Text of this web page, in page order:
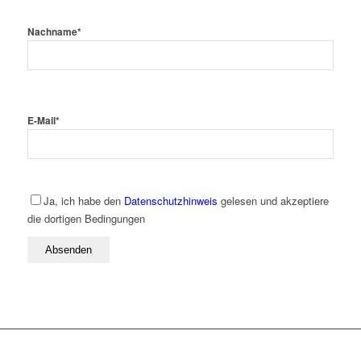
Nachname*
E-Mail*
Ja, ich habe den Datenschutzhinweis gelesen und akzeptiere
die dortigen Bedingungen